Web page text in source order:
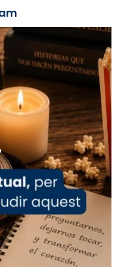
is at Catedral
ha tingut lloc la
en agraïment al
visita apostòlica
i als
de Barcelona.
el cardenal Joan
la missa i l’ha
de Barcelona,